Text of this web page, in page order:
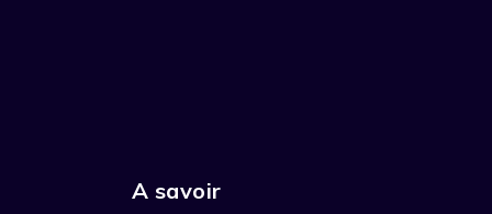
A savoir